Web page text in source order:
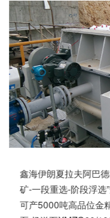
鑫海伊朗夏拉夫阿巴
矿-一段重选-阶段浮
可产5000吨高品位金